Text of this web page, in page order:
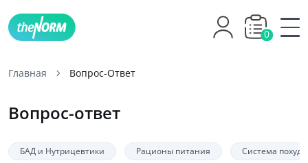
0
Главная Вопрос-Ответ
Вопрос-ответ
БАД и Нутрицевтики Рационы питания Система